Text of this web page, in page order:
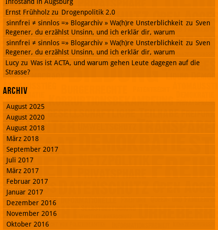
Ernst Frühholz zu Drogenpolitik 2.0
sinnfrei ≠ sinnlos =» Blogarchiv » Wa(h)re Unsterblichkeit zu Sven
Regener, du erzählst Unsinn, und ich erklär dir, warum
sinnfrei ≠ sinnlos =» Blogarchiv » Wa(h)re Unsterblichkeit zu Sven
Regener, du erzählst Unsinn, und ich erklär dir, warum
Lucy zu Was ist ACTA, und warum gehen Leute dagegen auf die
Strasse?
Archiv
August 2025
August 2020
August 2018
März 2018
September 2017
Juli 2017
März 2017
Februar 2017
Januar 2017
Dezember 2016
November 2016
Oktober 2016